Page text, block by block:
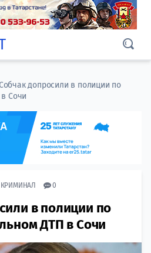
допросили в полиции по
Сочи
КРИМИНАЛ 0
в полиции по
ДТП в Сочи